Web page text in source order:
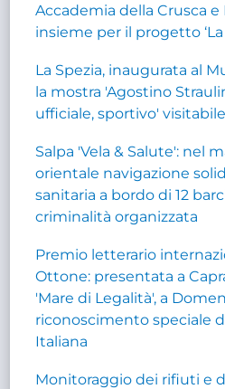
Accademia della Crusca e
insieme per il progetto
La Spezia, inaugurata al
la mostra 'Agostino
ufficiale, sportivo'
Salpa 'Vela & Salute': nel
orientale navigazione
sanitaria a bordo di 12
criminalità organizzata
Premio letterario
Ottone: presentata a
'Mare di Legalità', a
riconoscimento speciale
Italiana
Monitoraggio dei rifiuti e